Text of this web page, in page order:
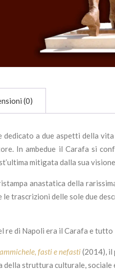
(0)
dedicato a due aspetti della
In ambedue il Carafa si
mitigata dalla sua
anastatica della
le trascrizioni delle sole due
re di Napoli era il Carafa e
fasti e nefasti(2014), il
della struttura culturale,